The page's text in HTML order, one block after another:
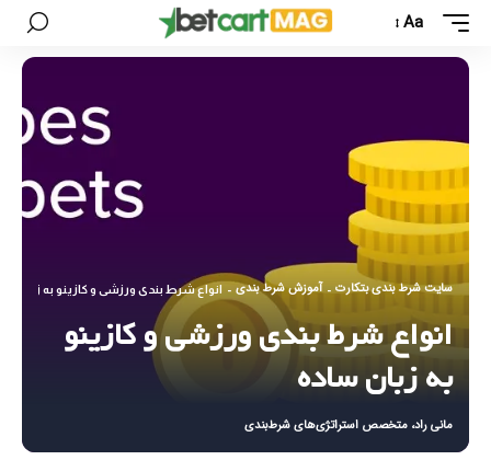
Aa
سایت شرط بندی بتکارت - آموزش شرط بندی - انواع شرط بندی ورزشی و کازینو به زبان
انواع شرط بندی ورزشی و کازینو
به زبان ساده
مانی راد، متخصص استراتژی‌های شرط‌بندی